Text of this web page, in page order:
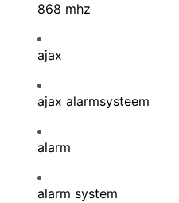
868 mhz
ajax
ajax alarmsysteem
alarm
alarm system